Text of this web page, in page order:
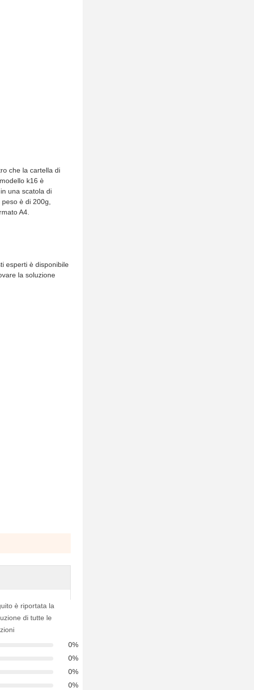
che la cartella di
k16 è
una scatola di
è di 200g,
A4.
esperti è disponibile
la soluzione
è riportata la
di tutte le
0%
0%
0%
0%